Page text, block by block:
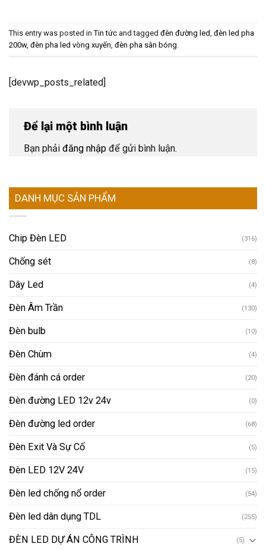
This entry was posted inTin tức and tagged đèn đường led đèn led pha
200w, đèn pha led vòng xuyến đèn pha sân bóng
[devwp_posts_related]
Để lại một bình luận
Bạn phải đăng nhập để gửi bình luận.
DANH MỤC SẢN PHẨM
Chip Đèn LED (316)
Chống sét (8)
Dây Led (4)
Đèn Âm Trần (130)
Đèn bulb (10)
Đèn Chùm (4)
Đèn đánh cá order (20)
Đèn đường LED 12v 24v (0)
Đèn đường led order (68)
Đèn Exit Và Sự Cố (5)
Đèn LED 12V 24V (15)
Đèn led chống nổ order (54)
Đèn led dân dụng TDL (255)
ĐÈN LED DỰ ÁN CÔNG TRÌNH (5)